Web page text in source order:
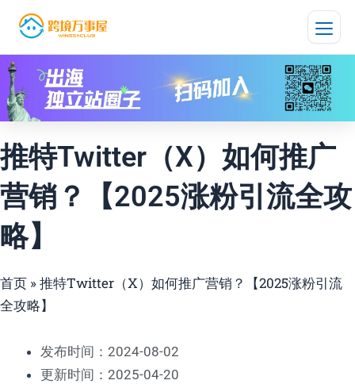
内
容
推特Twitter（X）如何推广
营销？【2025涨粉引流全攻
略】
首页 »推特Twitter（X）如何推广营销？【2025涨粉引流
全攻略】
发布时间：2024-08-02
更新时间：2025-04-20